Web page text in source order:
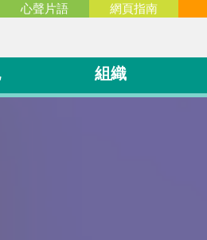
心聲片語 網頁指南
組織